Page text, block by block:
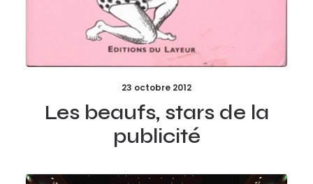
23 octobre 2012
Les beaufs, stars de la
publicité